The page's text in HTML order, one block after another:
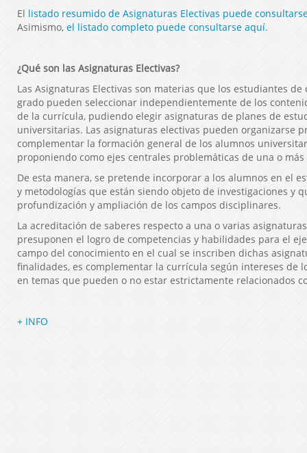
El listado resumido de Asignaturas Electivas puede
Asimismo, el listado completo puede consultarse aquí.
¿Qué son las Asignaturas Electivas?
Las Asignaturas Electivas son materias que los estudiantes
grado pueden seleccionar independientemente de los
de la currícula, pudiendo elegir asignaturas de planes de
universitarias. Las asignaturas electivas pueden organizarse
complementar la formación general de los alumnos
proponiendo como ejes centrales problemáticas de una o
De esta manera, se pretende incorporar a los alumnos en el
y metodologías que están siendo objeto de investigaciones y
profundización y ampliación de los campos disciplinares.
La acreditación de saberes respecto a una o varias
presuponen el logro de competencias y habilidades para el
campo del conocimiento en el cual se inscriben dichas
finalidades, es complementar la currícula según intereses de
en temas que pueden o no estar estrictamente relacionados
+ INFO